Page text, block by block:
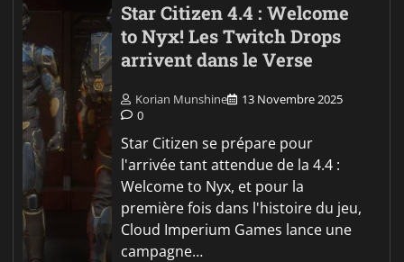
Star Citizen 4.4 : Welcome
to Nyx! Les Twitch Drops
arrivent dans le Verse
Korian Munshine
13 Novembre 2025
0
Star Citizen se prépare pour
l'arrivée tant attendue de la 4.4 :
Welcome to Nyx, et pour la
première fois dans l'histoire du jeu,
Cloud Imperium Games lance une
campagne…